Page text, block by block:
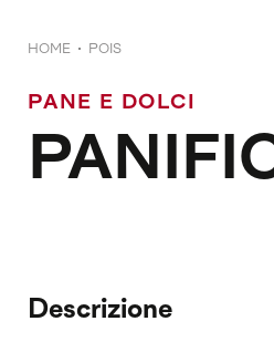
HOME POIS
PANE E DOLCI
Descrizione